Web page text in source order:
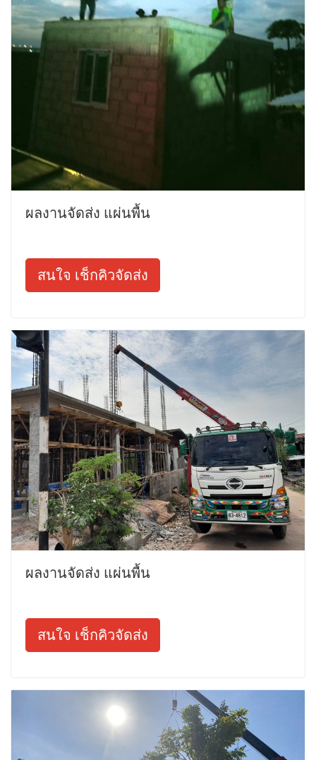
ผลงานจัดส่ง แผ่นพื้น
สนใจ เช็กคิวจัดส่ง
ผลงานจัดส่ง แผ่นพื้น
สนใจ เช็กคิวจัดส่ง